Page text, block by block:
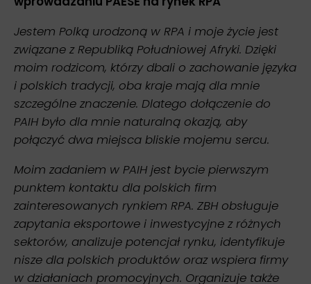
Jestem Polką urodzoną w RPA i moje życie jest
związane z Republiką Południowej Afryki. Dzięki
moim rodzicom, którzy dbali o zachowanie języka
i polskich tradycji, oba kraje mają dla mnie
szczególne znaczenie. Dlatego dołączenie do
PAIH było dla mnie naturalną okazją, aby
połączyć dwa miejsca bliskie mojemu sercu.
Moim zadaniem w PAIH jest bycie pierwszym
punktem kontaktu dla polskich firm
zainteresowanych rynkiem RPA. ZBH obsługuje
zapytania eksportowe i inwestycyjne z różnych
sektorów, analizuje potencjał rynku, identyfikuje
nisze dla polskich produktów oraz wspiera firmy
w działaniach promocyjnych. Organizuje także